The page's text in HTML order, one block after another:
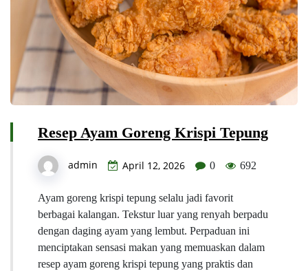
Resep Ayam Goreng Krispi Tepung
admin April 12, 2026 0 692
Ayam goreng krispi tepung selalu jadi favorit
berbagai kalangan. Tekstur luar yang renyah berpadu
dengan daging ayam yang lembut. Perpaduan ini
menciptakan sensasi makan yang memuaskan dalam
resep ayam goreng krispi tepung yang praktis dan